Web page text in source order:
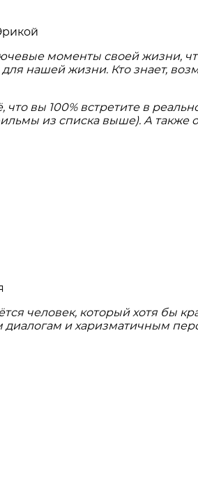
моменты своей жизни,
нашей жизни. Кто знает,
вы 100% встретите в
из списка выше). А
человек, который хотя бы
диалогам и харизматичным